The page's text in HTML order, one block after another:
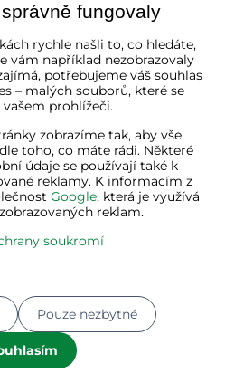
| Všechna práva vyhrazena
ochrany soukromí
fungovaly
rychle našli to, co hledáte,
vám například nezobrazovaly
potřebujeme váš souhlas
– malých souborů, které se
vašem prohlížeči.
zobrazíme tak, aby vše
toho, co máte rádi. Některé
údaje se používají také k
reklamy. K informacím z
Google, která je využívá
reklam.
soukromí
Pouze nezbytné